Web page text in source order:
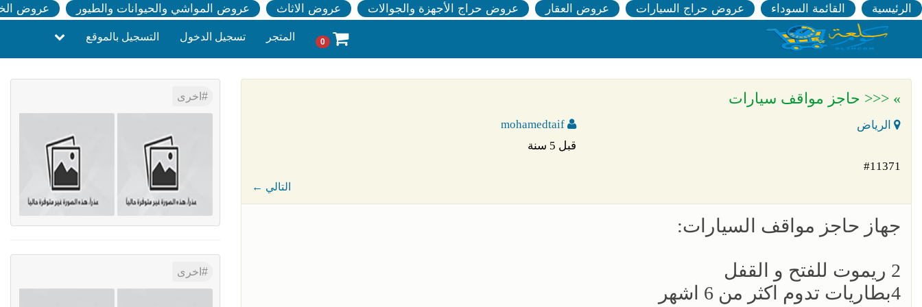
الرئيسية القائمة السوداء عروض حراج السيارات عروض العقار عروض حراج الأجهزة والجوالات عروض الاثاث عروض المواشي والحيوانات والطيور عروض
0 المتجر تسجيل الدخول التسجيل بالموقع
» <<< حاجز مواقف سيارات
الرياض
قبل 5 سنة
#11371
← التالي
جهاز حاجز مواقف السيارات:
2 ريموت للفتح و القفل
4بطاريات تدوم اكثر من 6 اشهر
اخرى
اخرى